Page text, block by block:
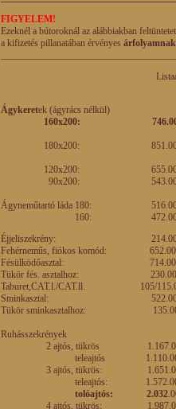
FIGYELEM!
Ezeknél a bútoroknál az alábbiakban
a kifizetés pillanatában érvényes
Listaár
Ágykeretek (ágyrács nélkül)
160x200:
180x200:
120x200:
90x200:
Ágyneműtartó láda
160:
Éjjeliszekrény:
Fehérneműs, fiókos
Fésülködőasztal:
Tükör fés.
Taburet,CAT.l./CAT.ll.
Sminkasztal:
Tükör
Ruhásszekrények
2 ajtós, tükrös
teleajtós
3 ajtós, tükrös:
teleajtós:
tolóajtós: 2.032
4 ajtós, tükrös: